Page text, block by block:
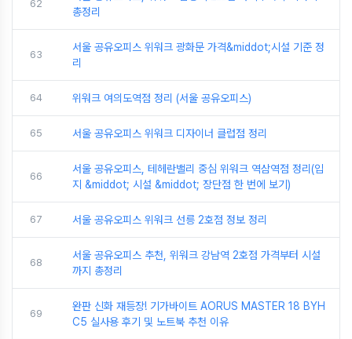
62
총정리
63
서울 공유오피스 위워크 광화문 가격&middot;시설 기준 정
리
64 위워크 여의도역점 정리 (서울 공유오피스)
65 서울 공유오피스 위워크 디자이너 클럽점 정리
66
서울 공유오피스, 테헤란밸리 중심 위워크 역삼역점 정리(입
지 &middot; 시설 &middot; 장단점 한 번에 보기)
67 서울 공유오피스 위워크 선릉 2호점 정보 정리
68
서울 공유오피스 추천, 위워크 강남역 2호점 가격부터 시설
까지 총정리
69
완판 신화 재등장! 기가바이트 AORUS MASTER 18 BYH
C5 실사용 후기 및 노트북 추천 이유